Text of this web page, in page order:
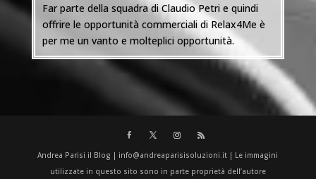
Far parte della squadra di Claudio Petri e quindi
offrire le opportunità commerciali di Relax4Me è
per me un vanto e molteplici opportunità.
Andrea Parisi il Blog | info@andreaparisisoluzioni.it | Le immagini
utilizzate in questo sito sono in parte proprietà dell’autore